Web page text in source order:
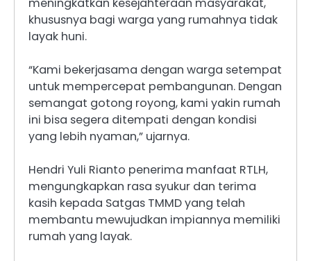
meningkatkan kesejahteraan masyarakat,
khususnya bagi warga yang rumahnya tidak
layak huni.
“Kami bekerjasama dengan warga setempat
untuk mempercepat pembangunan. Dengan
semangat gotong royong, kami yakin rumah
ini bisa segera ditempati dengan kondisi
yang lebih nyaman,” ujarnya.
Hendri Yuli Rianto penerima manfaat RTLH,
mengungkapkan rasa syukur dan terima
kasih kepada Satgas TMMD yang telah
membantu mewujudkan impiannya memiliki
rumah yang layak.